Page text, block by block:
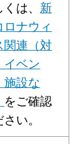
は、 新
ロナウィ
関連（対
イベン
施設な
をご確認
さい。